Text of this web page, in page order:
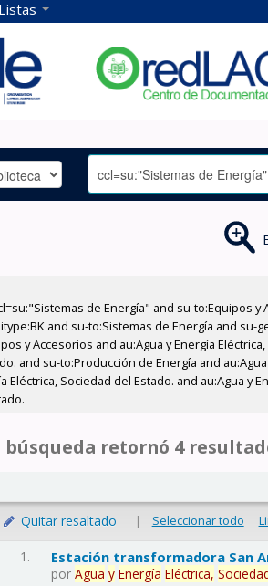
Listas
de Energía" and su-to:Equipos y
and su-to:Sistemas de Energía and su-
y Accesorios and au:Agua y Energía
and su-to:Producción de Energía and
Eléctrica, Sociedad del Estado. and au:Agua y
búsqueda retornó 4
Quitar resaltado | Seleccionar todo
1. Estación transformadora San
porAgua y Energía Eléctrica,